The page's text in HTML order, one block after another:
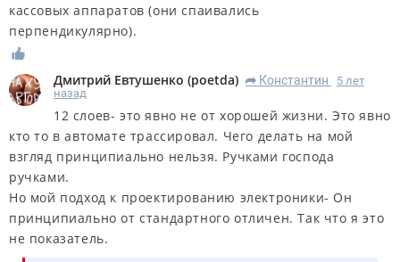
кассовых аппаратов (они спаивались
перпендикулярно).
Дмитрий Евтушенко (poetda) R Константин
5 лет
назад
12 слоев- это явно не от хорошей жизни. Это явно
кто то в автомате трассировал. Чего делать на мой
взгляд принципиально нельзя. Ручками господа
ручками.
Но мой подход к проектированию электроники- Он
принципиально от стандартного отличен. Так что я это
не показатель.